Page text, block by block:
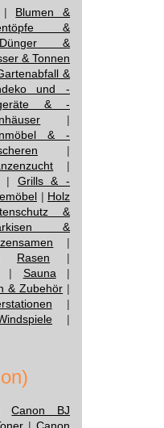
| Blumen &
&
Dünger &
& Tonnen
&
und -
& -
|
& -
|
|
| Grills & -
| Holz
&
&
|
Rasen |
| Sauna |
& Zubehör |
|
|
Canon BJ